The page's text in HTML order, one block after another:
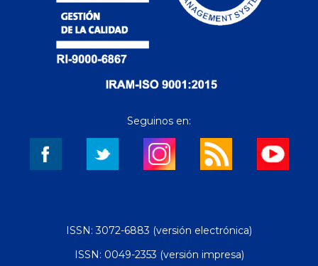
Seguinos en:
ISSN: 3072-6883 (versión electrónica)
ISSN: 0049-2353 (versión impresa)